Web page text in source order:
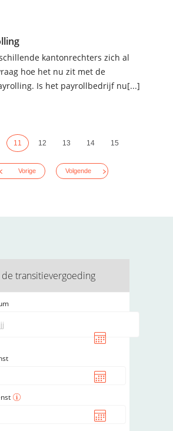
kantonrechters zich al
hoe het nu zit met de
Is het payrollbedrijf nu[...]
11 12 13 14 15
Vorige Volgende
transitievergoeding